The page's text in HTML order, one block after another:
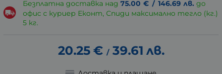
Безплатна доставка над 75.00 € / 146.69 лв. до
офис с куриер Еконт, Спиди максимално тегло (кг.)
5 кг.
20.25 € / 39.61 лв.